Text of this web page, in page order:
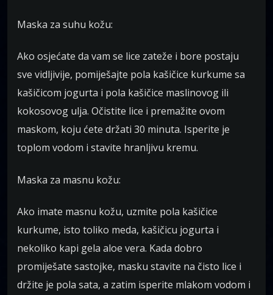
Maska za suhu kožu:
Ako osjećate da vam se lice zateže i bore postaju
sve vidljivije, pomiješajte pola kašičice kurkume sa
kašičicom jogurta i pola kašičice maslinovog ili
kokosovog ulja. Očistite lice i premažite ovom
maskom, koju ćete držati 30 minuta. Isperite je
toplom vodom i stavite hranljivu kremu.
Maska za masnu kožu:
Ako imate masnu kožu, uzmite pola kašičice
kurkume, isto toliko meda, kašičicu jogurta i
nekoliko kapi gela aloe vera. Kada dobro
promiješate sastojke, masku stavite na čisto lice i
držite je pola sata, a zatim isperite mlakom vodom i